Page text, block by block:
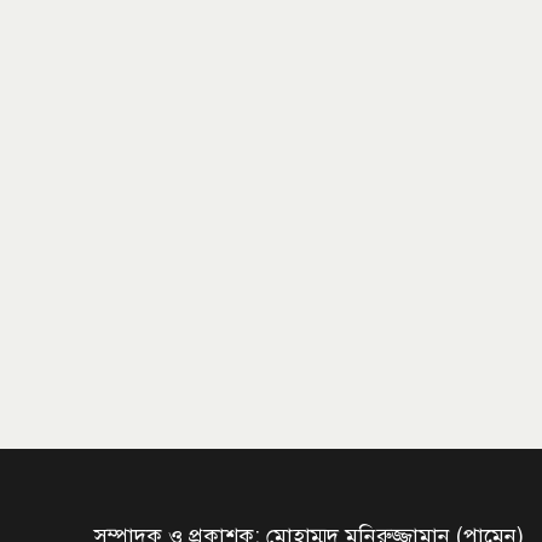
সম্পাদক ও প্রকাশক: মোহাম্মদ মনিরুজ্জামান (পামেন)